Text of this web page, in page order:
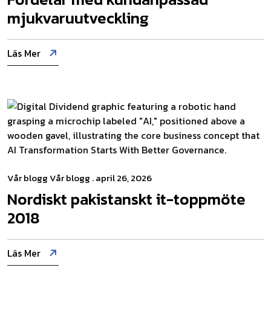
mjukvaruutveckling
Läs Mer
Vår bloggVår blogg . april 26, 2026
Nordiskt pakistanskt it-toppmöte
2018
Läs Mer